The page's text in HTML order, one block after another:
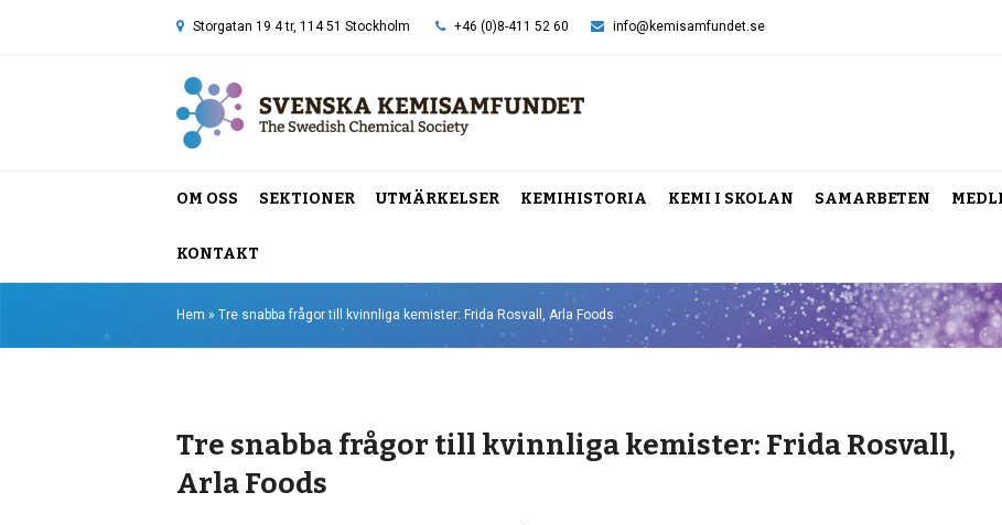
Storgatan 19 4 tr, 114 51 Stockholm +46 (0)8-411 52 60 info@kemisamfundet.se
OM OSS SEKTIONER UTMÄRKELSER KEMIHISTORIA KEMI I SKOLAN SAMARBETEN
KONTAKT
Hem » Tre snabba frågor till kvinnliga kemister: Frida Rosvall, Arla Foods
Tre snabba frågor till kvinnliga kemister: Frida Rosvall,
Arla Foods